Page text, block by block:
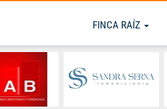
FINCA RAÍZ